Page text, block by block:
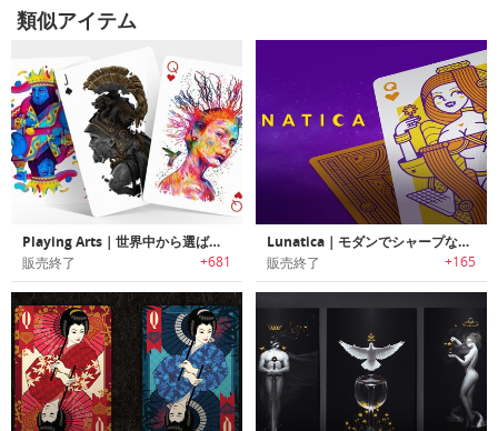
類似アイテム
Playing Arts｜世界中から選ばれたアーティストが1枚1枚手掛けたプレイングカード「プレイングアーツ」
販売終了 +681
Lunatica｜モダンでシャープなテイストのフルカスタムトランプセット「ルナティカ」
販売終了 +165